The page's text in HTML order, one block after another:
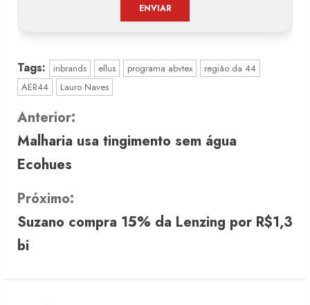
Tags: inbrands ellus programa abvtex
região da 44
AER44
Lauro Naves
C
o
n
t
i
Anterior:
Malharia usa tingimento sem água
Ecohues
Próximo:
Suzano compra 15% da Lenzing por R$1,3
bi